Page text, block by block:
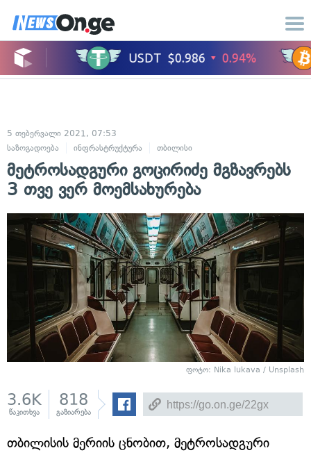
5 თებერვალი 2021, 07:53
საზოგადოება
ინფრასტრუქტურა თბილისი
მეტროსადგური გოცირიძე მგზავრებს
3 თვე ვერ მოემსახურება
ფოტო: Nika lukava / Unsplash
3.6K
წაკითხვა
818
გაზიარება
თბილისის მერიის ცნობით, მეტროსადგური